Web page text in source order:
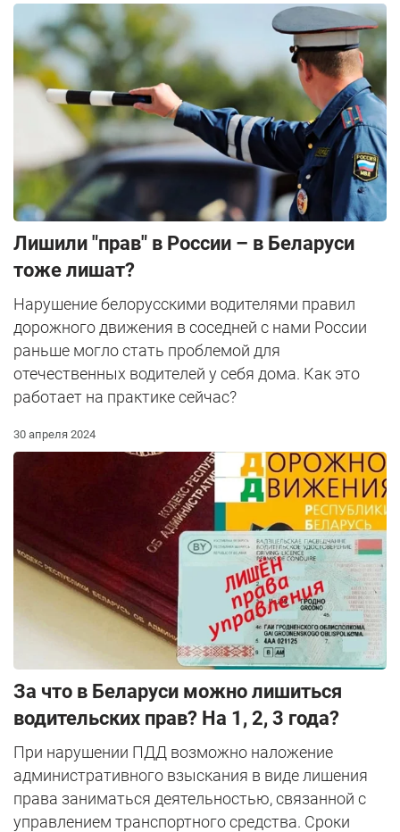
Лишили "прав" в России – в Беларуси
тоже лишат?
Нарушение белорусскими водителями правил
дорожного движения в соседней с нами России
раньше могло стать проблемой для
отечественных водителей у себя дома. Как это
работает на практике сейчас?
30 апреля 2024
За что в Беларуси можно лишиться
водительских прав? На 1, 2, 3 года?
При нарушении ПДД возможно наложение
административного взыскания в виде лишения
права заниматься деятельностью, связанной с
управлением транспортного средства. Сроки